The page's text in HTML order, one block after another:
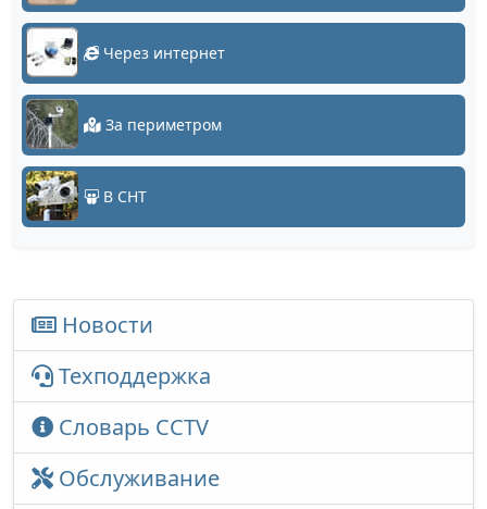
Через интернет
За периметром
В СНТ
Новости
Техподдержка
Словарь CCTV
Обслуживание